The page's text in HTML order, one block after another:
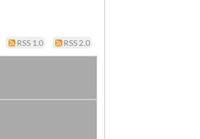
RSS 1.0 RSS 2.0